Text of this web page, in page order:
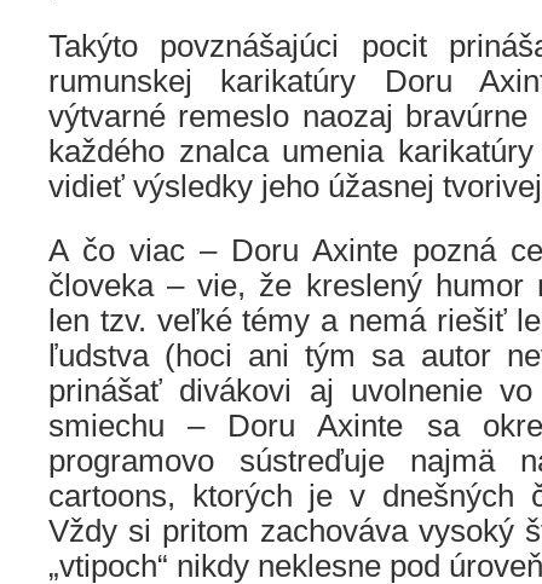
Takýto povznášajúci pocit
rumunskej karikatúry Doru
výtvarné remeslo naozaj
každého znalca umenia
vidieť výsledky jeho úžasnej
A čo viac – Doru Axinte pozná
človeka – vie, že kreslený humor
len tzv. veľké témy a nemá riešiť
ľudstva (hoci ani tým sa autor
prinášať divákovi aj uvolnenie
smiechu – Doru Axinte sa
programovo sústreďuje najmä
cartoons, ktorých je v dnešných
Vždy si pritom zachováva vysoký
„vtipoch“ nikdy neklesne pod